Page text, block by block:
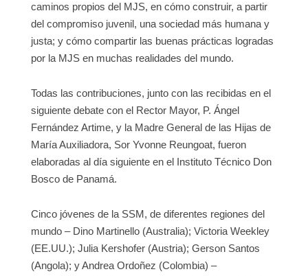
caminos propios del MJS, en cómo construir, a partir
del compromiso juvenil, una sociedad más humana y
justa; y cómo compartir las buenas prácticas logradas
por la MJS en muchas realidades del mundo.
Todas las contribuciones, junto con las recibidas en el
siguiente debate con el Rector Mayor, P. Ángel
Fernández Artime, y la Madre General de las Hijas de
María Auxiliadora, Sor Yvonne Reungoat, fueron
elaboradas al día siguiente en el Instituto Técnico Don
Bosco de Panamá.
Cinco jóvenes de la SSM, de diferentes regiones del
mundo – Dino Martinello (Australia); Victoria Weekley
(EE.UU.); Julia Kershofer (Austria); Gerson Santos
(Angola); y Andrea Ordoñez (Colombia) –